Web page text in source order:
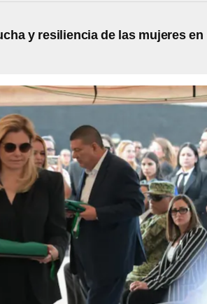
y resiliencia de las mujeres en